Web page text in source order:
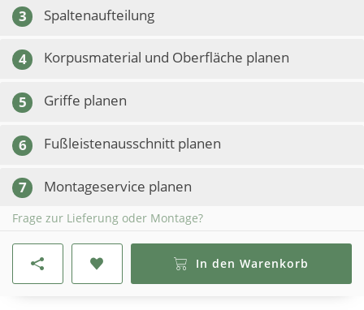
3 Spaltenaufteilung
4 Korpusmaterial und Oberfläche planen
5 Griffe planen
6 Fußleistenausschnitt planen
7 Montageservice planen
Frage zur Lieferung oder Montage?
In den Warenkorb